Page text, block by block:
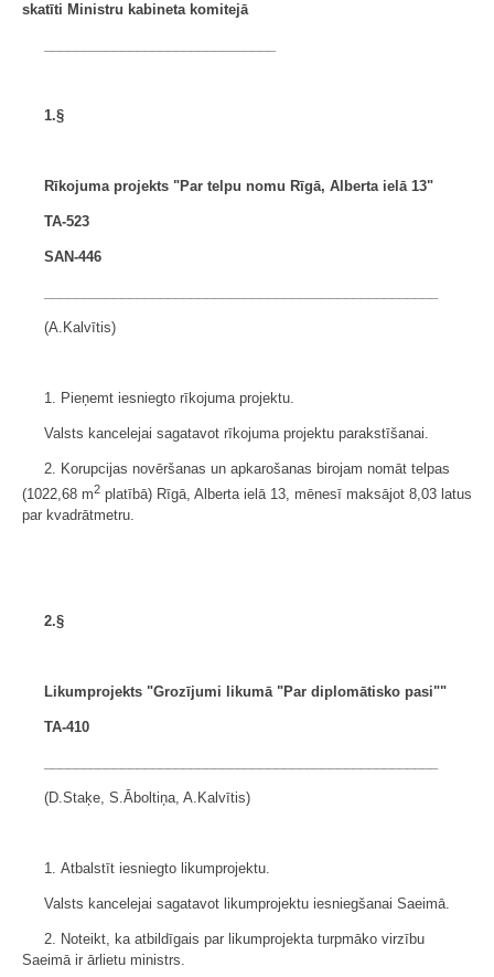
skatīti Ministru kabineta komitejā
1.§
Rīkojuma projekts "Par telpu nomu Rīgā, Alberta ielā 13"
TA-523
SAN-446
(A.Kalvītis)
1. Pieņemt iesniegto rīkojuma projektu.
Valsts kancelejai sagatavot rīkojuma projektu parakstīšanai.
2. Korupcijas novēršanas un apkarošanas birojam nomāt telpas
(1022,68 m2 platībā) Rīgā, Alberta ielā 13, mēnesī maksājot 8,03 latus
par kvadrātmetru.
2.§
Likumprojekts "Grozījumi likumā "Par diplomātisko pasi""
TA-410
(D.Staķe, S.Āboltiņa, A.Kalvītis)
1. Atbalstīt iesniegto likumprojektu.
Valsts kancelejai sagatavot likumprojektu iesniegšanai Saeimā.
2. Noteikt, ka atbildīgais par likumprojekta turpmāko virzību
Saeimā ir ārlietu ministrs.